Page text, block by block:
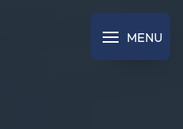
MENU